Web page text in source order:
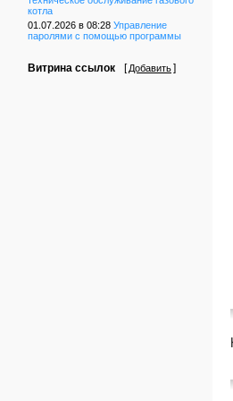
котла
01.07.2026 в 08:28 Управление
паролями с помощью программы
Витрина ссылок [ Добавить]